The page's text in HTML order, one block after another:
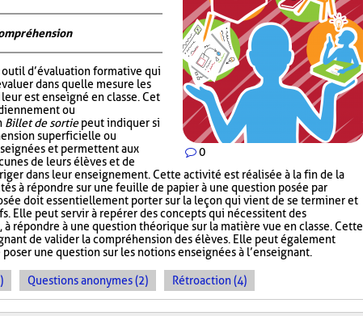
0
d’évaluation formative qui
dans quelle mesure les
est enseigné en classe. Cet
ou
Billet de sortiepeut indiquer si
superficielle ou
et permettent aux
de leurs élèves et de
dans leur enseignement. Cette activité est réalisée à la fin de la
à répondre sur une feuille de papier à une question posée par
doit essentiellement porter sur la leçon qui vient de se terminer et
Elle peut servir à repérer des concepts qui nécessitent des
répondre à une question théorique sur la matière vue en classe. Cette
de valider la compréhension des élèves. Elle peut également
une question sur les notions enseignées à l’enseignant.
Questions anonymes (2) Rétroaction (4)